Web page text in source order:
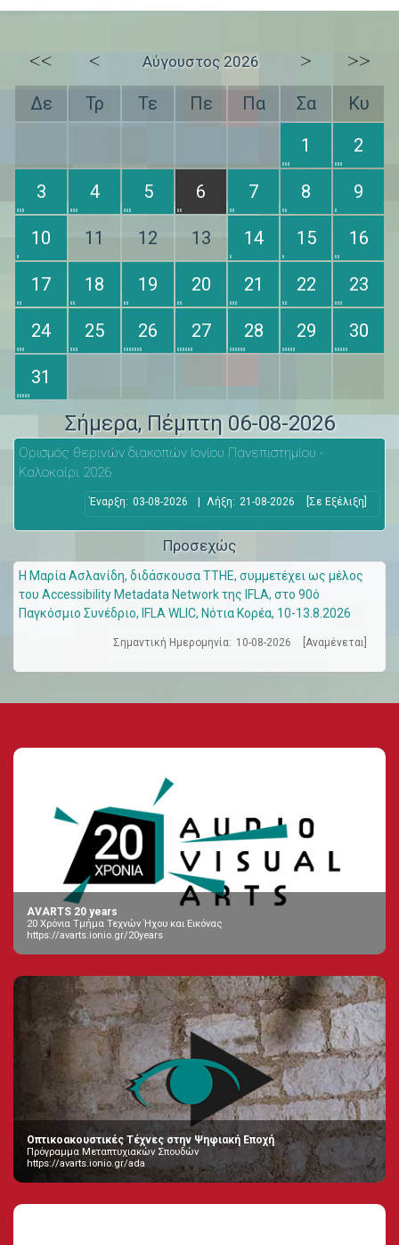
<< < Αύγουστος 2026 > >>
Δε Τρ Τε Πε Πα Σα
Κυ
1
2
3 4 5 6 7 8 9
10 11 12 13 14 15 16
17 18 19 20 21 22 23
24 25 26 27 28 29 30
31
Σήμερα, Πέμπτη 06-08-2026
Ορισμός θερινών διακοπών Ιονίου Πανεπιστημίου -
Καλοκαίρι 2026
Έναρξη: 03-08-2026 | Λήξη: 21-08-2026 [Σε Εξέλιξη]
Προσεχώς
Η Μαρία Ασλανίδη, διδάσκουσα ΤΤΗΕ, συμμετέχει ως μέλος
του Accessibility Metadata Network της IFLA, στο 90ό
Παγκόσμιο Συνέδριο, IFLA WLIC, Νότια Κορέα, 10-13.8.2026
Σημαντική Ημερομηνία: 10-08-2026 [Αναμένεται]
AVARTS 20 years
20 Χρόνια Τμήμα Τεχνών Ήχου και Εικόνας
https://avarts.ionio.gr/20years
Οπτικοακουστικές Τέχνες στην Ψηφιακή Εποχή
Πρόγραμμα Μεταπτυχιακών Σπουδών
https://avarts.ionio.gr/ada